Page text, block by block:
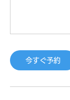
今すぐ予約